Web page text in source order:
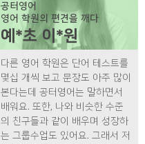
공터영어
영어 학원의 편견을 깨다
예*초 이*원
다른 영어 학원은 단어 테스트를
몇십 개씩 보고 문장도 아주 많이
본다는데 공터영어는 말하면서
배워요. 또한, 나와 비슷한 수준
의 친구들과 같이 배우며 성장하
는 그룹수업도 있어요. 그래서 저